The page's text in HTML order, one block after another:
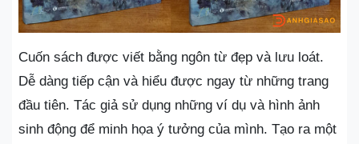
Cuốn sách được viết bằng ngôn từ đẹp và lưu loát.
Dễ dàng tiếp cận và hiểu được ngay từ những trang
đầu tiên. Tác giả sử dụng những ví dụ và hình ảnh
sinh động để minh họa ý tưởng của mình. Tạo ra một